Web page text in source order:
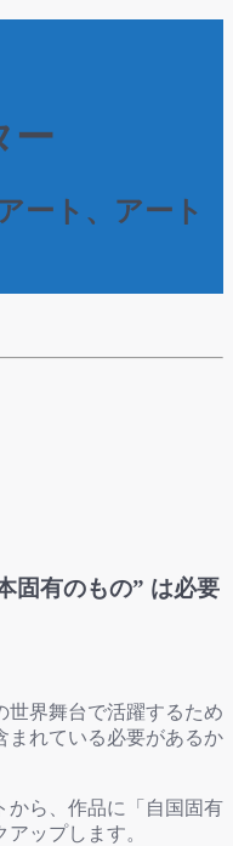
ー
ート、アート
固有のもの” は必要
世界舞台で活躍するため
まれている必要があるか
から、作品に「自国固有
ップします。